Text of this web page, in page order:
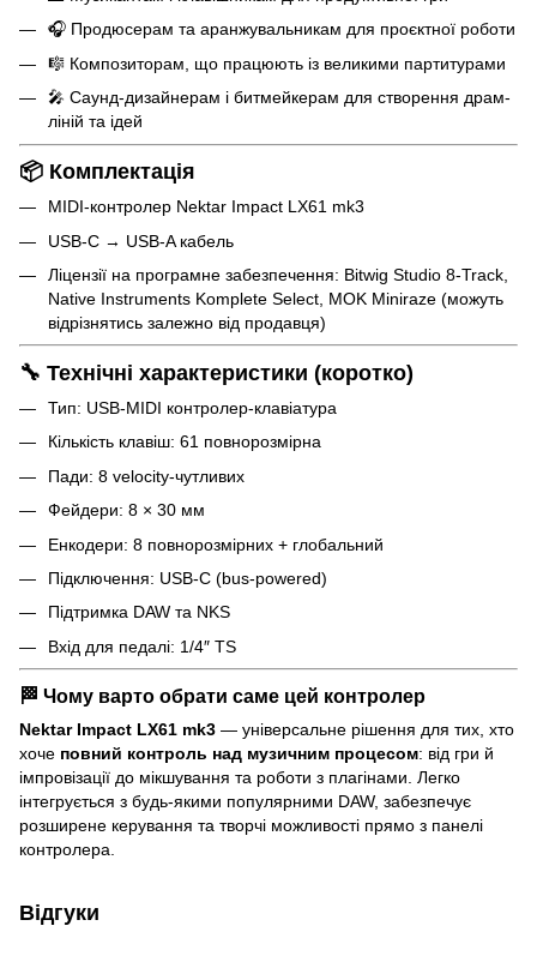
🎧 Продюсерам та аранжувальникам для проєктної роботи
🎼 Композиторам, що працюють із великими партитурами
🎤 Саунд-дизайнерам і битмейкерам для створення драм-
ліній та ідей
📦 Комплектація
MIDI-контролер Nektar Impact LX61 mk3
USB-C → USB-A кабель
Ліцензії на програмне забезпечення: Bitwig Studio 8-Track,
Native Instruments Komplete Select, MOK Miniraze (можуть
відрізнятись залежно від продавця)
🔧 Технічні характеристики (коротко)
Тип: USB-MIDI контролер-клавіатура
Кількість клавіш: 61 повнорозмірна
Пади: 8 velocity-чутливих
Фейдери: 8 × 30 мм
Енкодери: 8 повнорозмірних + глобальний
Підключення: USB-C (bus-powered)
Підтримка DAW та NKS
Вхід для педалі: 1/4″ TS
🏁 Чому варто обрати саме цей контролер
Nektar Impact LX61 mk3 — універсальне рішення для тих, хто
хоче повний контроль над музичним процесом: від гри й
імпровізації до мікшування та роботи з плагінами. Легко
інтегрується з будь-якими популярними DAW, забезпечує
розширене керування та творчі можливості прямо з панелі
контролера.
Відгуки